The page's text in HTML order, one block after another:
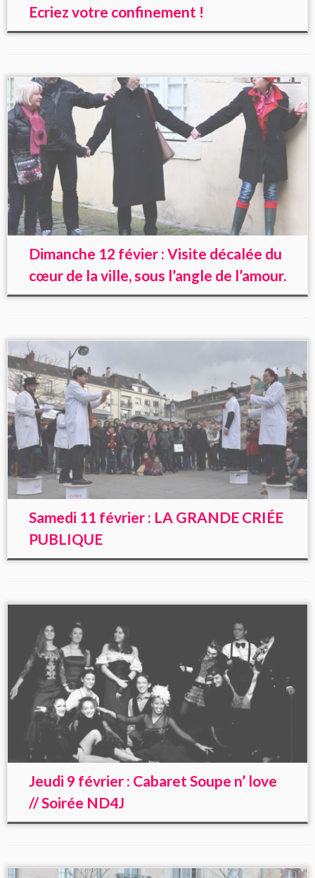
Ecriez votre confinement !
Dimanche 12 févier : Visite décalée du
cœur de la ville, sous l’angle de l’amour.
Samedi 11 février : LA GRANDE CRIÉE
PUBLIQUE
Jeudi 9 février : Cabaret Soupe n’ love
// Soirée ND4J